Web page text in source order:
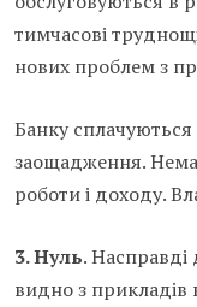
тимчасові
нових проблем з
Банку сплачуються
заощадження.
роботи і доходу.
3. Нуль. Насправді
видно з